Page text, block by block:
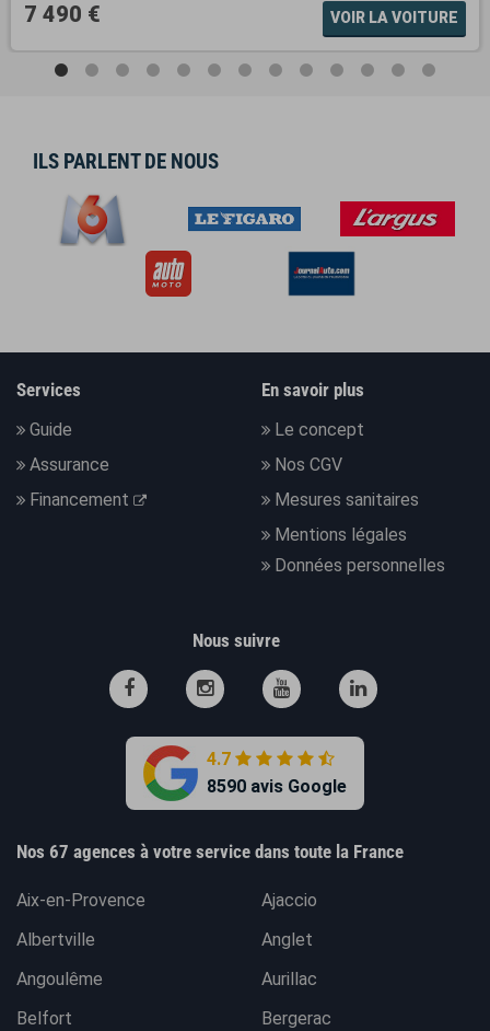
7 490 € VOIR LA VOITURE
ILS PARLENT DE NOUS
Services
Guide
Assurance
Financement
En savoir plus
Le concept
Nos CGV
Mesures sanitaires
Mentions légales
Données personnelles
Nous suivre
4.7
8590 avis Google
Nos 67 agences à votre service dans toute la France
Aix-en-Provence
Ajaccio
Albertville
Anglet
Angoulême
Aurillac
Belfort
Bergerac